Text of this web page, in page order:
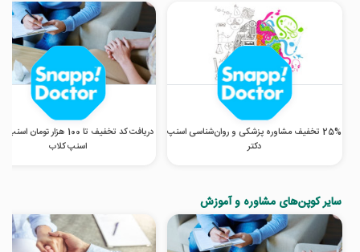
25% تخفیف مشاوره پزشکی و روان‌شناسی اسنپ
دکتر
دریافت کد تخفیف تا 100 هزار تومان
اسنپ کلاب
سایر کوپن‌های مشاوره و آموزش